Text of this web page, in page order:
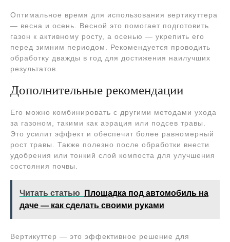
Оптимальное время для использования вертикуттера
— весна и осень. Весной это помогает подготовить
газон к активному росту, а осенью — укрепить его
перед зимним периодом. Рекомендуется проводить
обработку дважды в год для достижения наилучших
результатов.
Дополнительные рекомендации
Его можно комбинировать с другими методами ухода
за газоном, такими как аэрация или подсев травы.
Это усилит эффект и обеспечит более равномерный
рост травы. Также полезно после обработки внести
удобрения или тонкий слой компоста для улучшения
состояния почвы.
Читать статью
Площадка под автомобиль на
даче — как сделать своими руками
Вертикуттер — это эффективное решение для